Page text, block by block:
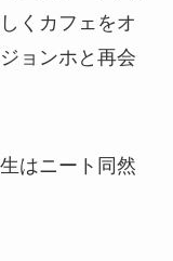
くカフェをオ
ョンホと再会
はニート同然